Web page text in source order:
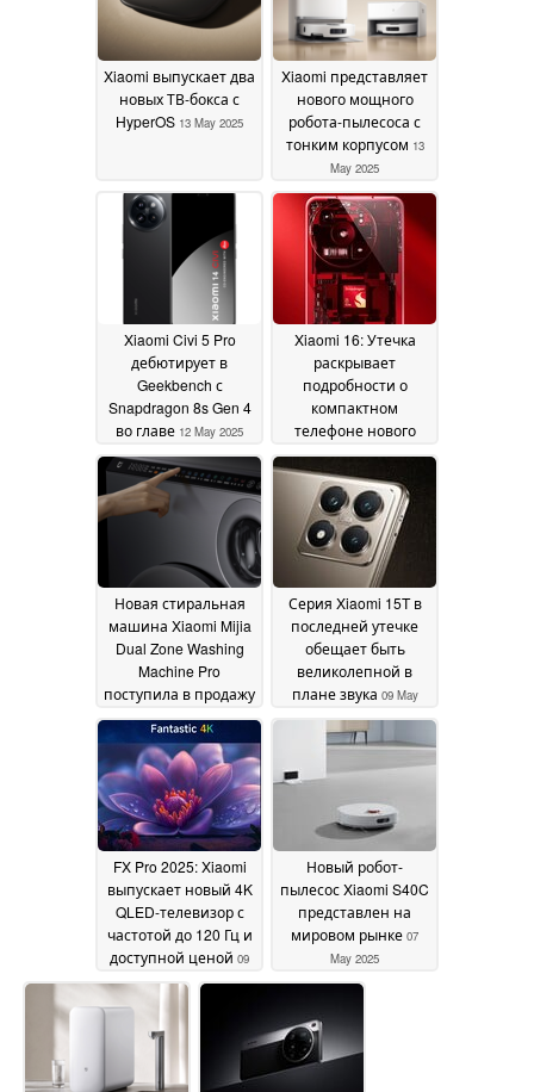
Xiaomi выпускает два
новых ТВ-бокса с
HyperOS 13 May 2025
Xiaomi представляет
нового мощного
робота-пылесоса с
тонким корпусом 13
May 2025
Xiaomi Civi 5 Pro
дебютирует в
Geekbench с
Snapdragon 8s Gen 4
во главе 12 May 2025
Xiaomi 16: Утечка
раскрывает
подробности о
компактном
телефоне нового
поколения с
Snapdragon 8 Elite 2
12 May 2025
Новая стиральная
машина Xiaomi Mijia
Dual Zone Washing
Machine Pro
поступила в продажу
10 May 2025
Серия Xiaomi 15T в
последней утечке
обещает быть
великолепной в
плане звука 09 May
2025
FX Pro 2025: Xiaomi
выпускает новый 4K
QLED-телевизор с
частотой до 120 Гц и
доступной ценой 09
May 2025
Новый робот-
пылесос Xiaomi S40C
представлен на
мировом рынке 07
May 2025